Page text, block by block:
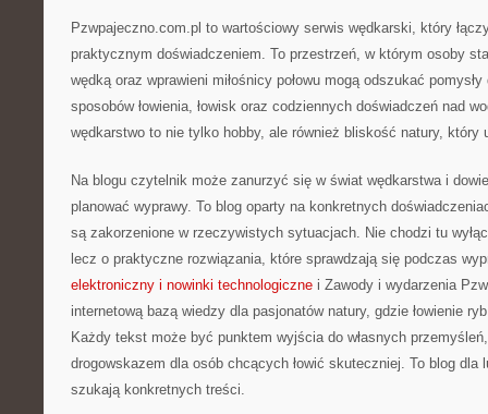
Pzwpajeczno.com.pl to wartościowy serwis wędkarski, który
praktycznym doświadczeniem. To przestrzeń, w którym osoby
wędką oraz wprawieni miłośnicy połowu mogą odszukać
sposobów łowienia, łowisk oraz codziennych doświadczeń nad
wędkarstwo to nie tylko hobby, ale również bliskość natury, który
Na blogu czytelnik może zanurzyć się w świat wędkarstwa i
planować wyprawy. To blog oparty na konkretnych
są zakorzenione w rzeczywistych sytuacjach. Nie chodzi tu
lecz o praktyczne rozwiązania, które sprawdzają się podczas
elektroniczny i nowinki technologiczne i Zawody i wydarzenia
internetową bazą wiedzy dla pasjonatów natury, gdzie łowienie
Każdy tekst może być punktem wyjścia do własnych
drogowskazem dla osób chcących łowić skuteczniej. To blog dla
szukają konkretnych treści.